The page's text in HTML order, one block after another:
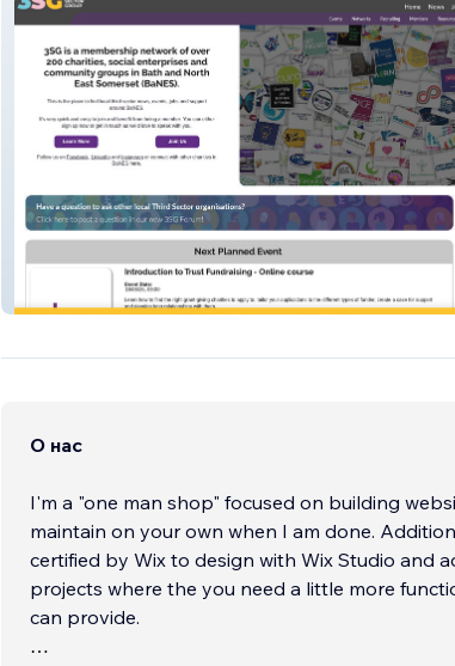
О нас
I'm a "one man shop" focused on building
maintain on your own when I am done.
certified by Wix to design with Wix Studio and
projects where the you need a little more
can provide.